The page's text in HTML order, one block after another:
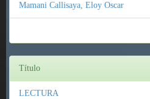
Mamani Callisaya, Eloy Oscar
Título
LECTURA